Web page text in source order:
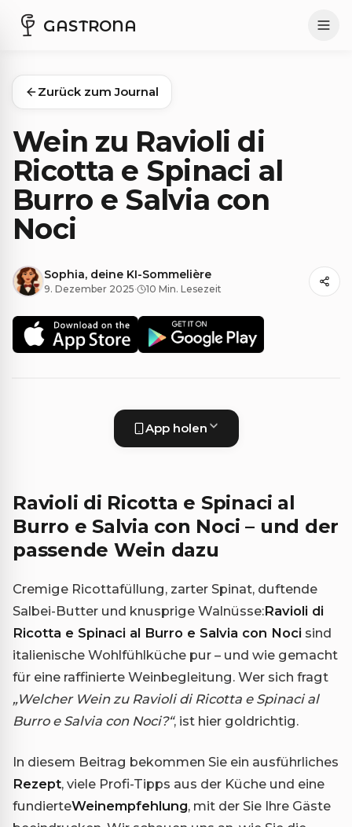
GASTRONA
Zurück zum Journal
Wein zu Ravioli di
Ricotta e Spinaci al
Burro e Salvia con
Noci
Sophia, deine KI-Sommelière
9. Dezember 2025· 10 Min. Lesezeit
App holen
Ravioli di Ricotta e Spinaci al
Burro e Salvia con Noci – und der
passende Wein dazu
Cremige Ricottafüllung, zarter Spinat, duftende
Salbei-Butter und knusprige Walnüsse:Ravioli di
Ricotta e Spinaci al Burro e Salvia con Noci sind
italienische Wohlfühlküche pur – und wie gemacht
für eine raffinierte Weinbegleitung. Wer sich fragt
„Welcher Wein zu Ravioli di Ricotta e Spinaci al
Burro e Salvia con Noci?“, ist hier goldrichtig.
In diesem Beitrag bekommen Sie ein ausführliches
Rezept, viele Profi-Tipps aus der Küche und eine
fundierteWeinempfehlung, mit der Sie Ihre Gäste